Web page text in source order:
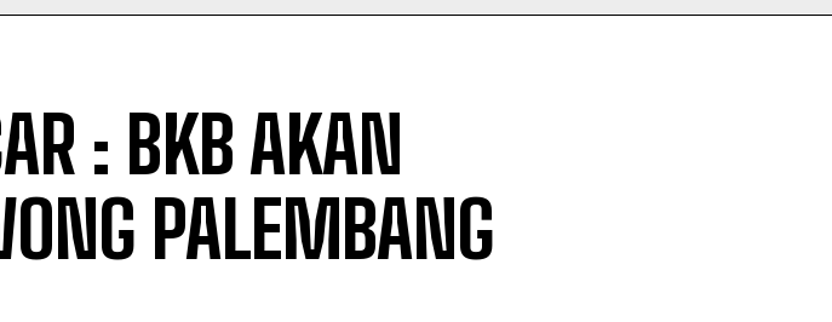
: BKB AKAN
PALEMBANG